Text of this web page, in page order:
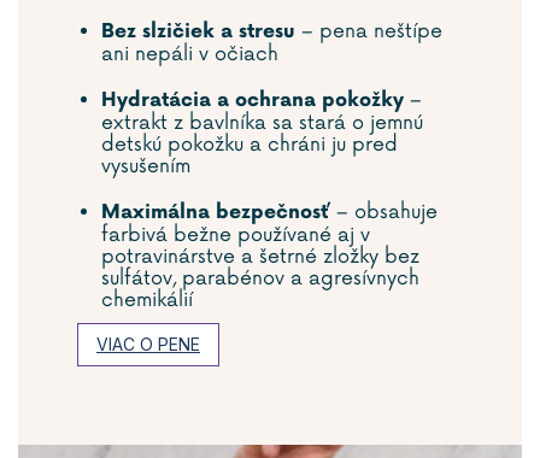
Bez slzičiek a stresu – pena neštípe
ani nepáli v očiach
Hydratácia a ochrana pokožky –
extrakt z bavlníka sa stará o jemnú
detskú pokožku a chráni ju pred
vysušením
Maximálna bezpečnosť – obsahuje
farbivá bežne používané aj v
potravinárstve a šetrné zložky bez
sulfátov, parabénov a agresívnych
chemikálií
VIAC O PENE